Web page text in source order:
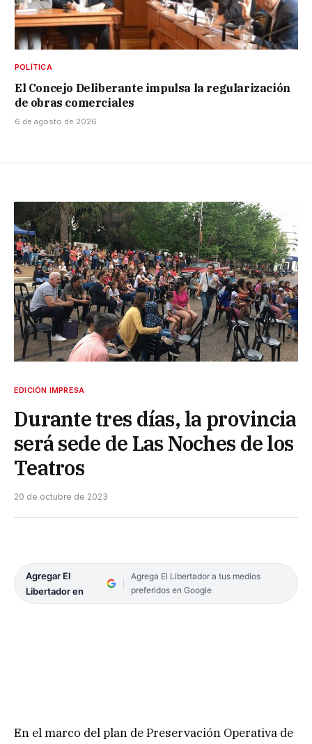
POLÍTICA
El Concejo Deliberante impulsa la regularización
de obras comerciales
6 de agosto de 2026
EDICIÓN IMPRESA
Durante tres días, la provincia
será sede de Las Noches de los
Teatros
20 de octubre de 2023
Agregar El
Libertador en
Agrega El Libertador a tus medios
preferidos en Google
En el marco del plan de Preservación Operativa de